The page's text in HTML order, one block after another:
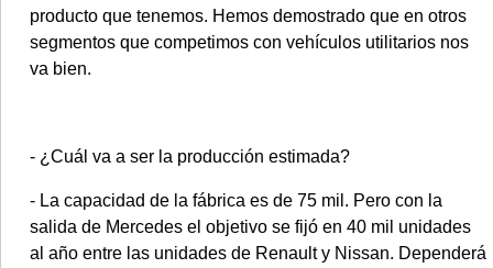
producto que tenemos. Hemos demostrado que en otros
segmentos que competimos con vehículos utilitarios nos
va bien.
- ¿Cuál va a ser la producción estimada?
- La capacidad de la fábrica es de 75 mil. Pero con la
salida de Mercedes el objetivo se fijó en 40 mil unidades
al año entre las unidades de Renault y Nissan. Dependerá